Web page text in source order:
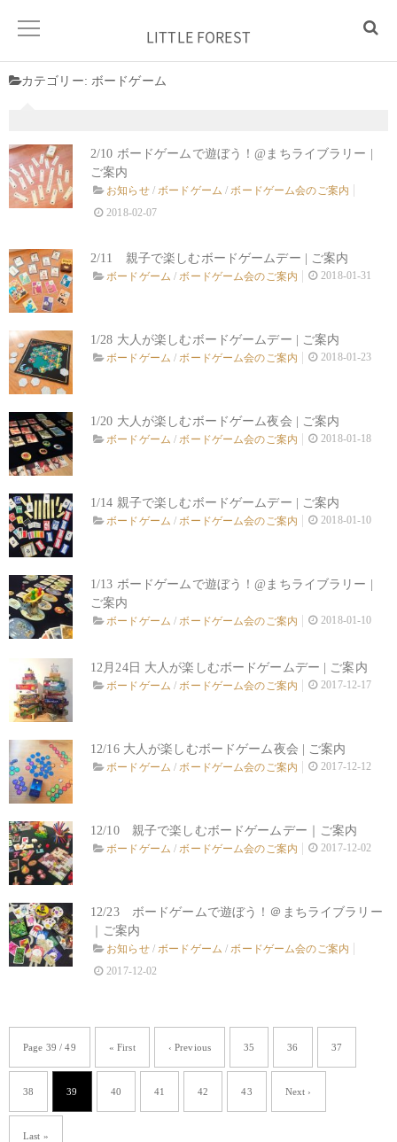
LITTLE FOREST
カテゴリー: ボードゲーム
2/10 ボードゲームで遊ぼう！@まちライブラリー |
ご案内
お知らせ/ボードゲーム /ボードゲーム会のご案内
2018-02-07
2/11 親子で楽しむボードゲームデー | ご案内
ボードゲーム /ボードゲーム会のご案内 2018-01-31
1/28 大人が楽しむボードゲームデー | ご案内
ボードゲーム /ボードゲーム会のご案内 2018-01-23
1/20 大人が楽しむボードゲーム夜会 | ご案内
ボードゲーム /ボードゲーム会のご案内 2018-01-18
1/14 親子で楽しむボードゲームデー | ご案内
ボードゲーム /ボードゲーム会のご案内 2018-01-10
1/13 ボードゲームで遊ぼう！@まちライブラリー |
ご案内
ボードゲーム /ボードゲーム会のご案内 2018-01-10
12月24日 大人が楽しむボードゲームデー | ご案内
ボードゲーム /ボードゲーム会のご案内 2017-12-17
12/16 大人が楽しむボードゲーム夜会 | ご案内
ボードゲーム /ボードゲーム会のご案内 2017-12-12
12/10 親子で楽しむボードゲームデー｜ご案内
ボードゲーム /ボードゲーム会のご案内 2017-12-02
12/23 ボードゲームで遊ぼう！＠まちライブラリー
｜ご案内
お知らせ/ボードゲーム /ボードゲーム会のご案内
2017-12-02
Page 39 / 49 « First ‹ Previous 35 36 37
38 39 40 41 42 43 Next ›
Last »